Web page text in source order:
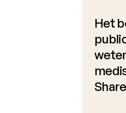
Wetenschappelijke
Het
Share